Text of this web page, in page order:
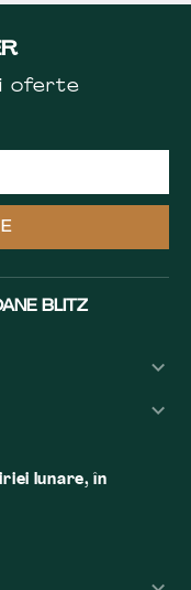
oferte
BLITZ
lunare, în